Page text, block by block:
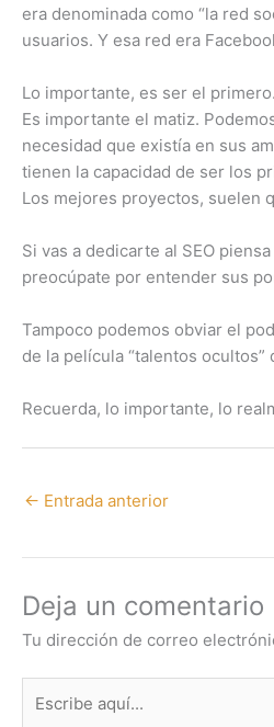
era denominada como “la red
usuarios. Y esa red era
Lo importante, es ser el
Es importante el matiz.
necesidad que existía en sus
tienen la capacidad de ser los
Los mejores proyectos, suelen
Si vas a dedicarte al SEO
preocúpate por entender sus
Tampoco podemos obviar el
de la película “talentos
Recuerda, lo importante, lo
← Entrada anterior
Deja un comentario
Tu dirección de correo
aquí...